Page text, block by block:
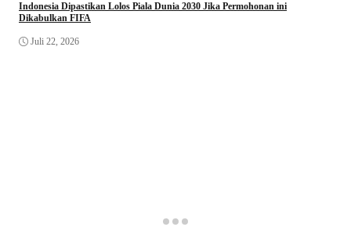
Indonesia Dipastikan Lolos Piala Dunia 2030 Jika Permohonan ini
Dikabulkan FIFA
Juli 22, 2026